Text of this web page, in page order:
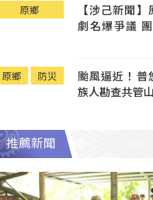
原鄉
【涉己新聞
劇名爆爭議
原鄉 防災
颱風逼近！普
族人勘查共管
推薦新聞